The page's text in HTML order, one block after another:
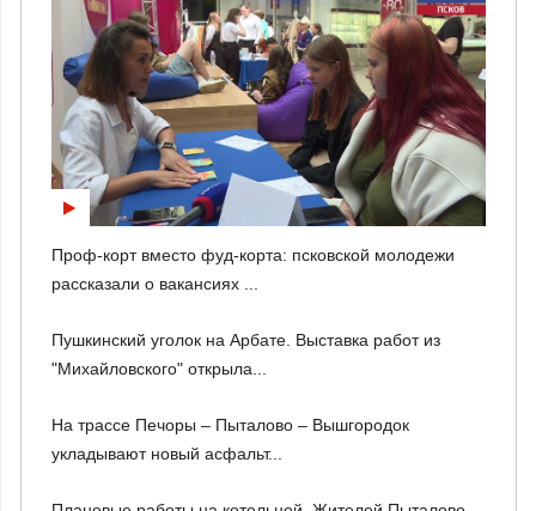
Проф-корт вместо фуд-корта: псковской молодежи
рассказали о вакансиях ...
Пушкинский уголок на Арбате. Выставка работ из
"Михайловского" открыла...
На трассе Печоры – Пыталово – Вышгородок
укладывают новый асфальт...